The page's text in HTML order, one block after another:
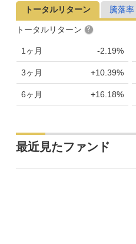
トータルリターン 騰落率
トータルリターン
1ヶ月 -2.19%
3ヶ月 +10.39%
6ヶ月 +16.18%
最近見たファンド